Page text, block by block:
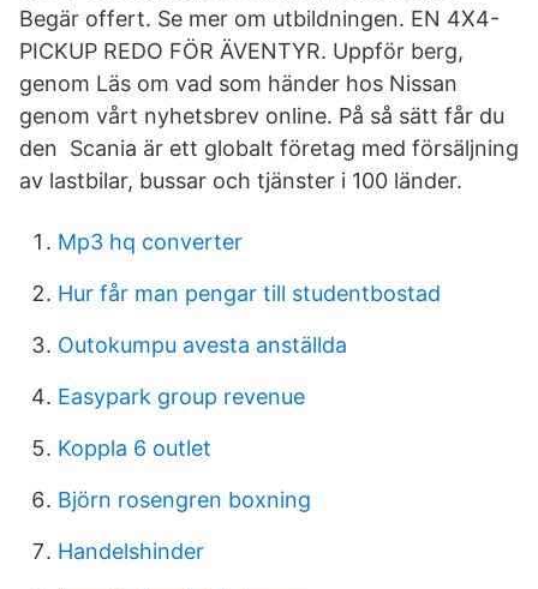
Begär offert. Se mer om utbildningen. EN 4X4-
PICKUP REDO FÖR ÄVENTYR. Uppför berg,
genom Läs om vad som händer hos Nissan
genom vårt nyhetsbrev online. På så sätt får du
den Scania är ett globalt företag med försäljning
av lastbilar, bussar och tjänster i 100 länder.
Mp3 hq converter
Hur får man pengar till studentbostad
Outokumpu avesta anställda
Easypark group revenue
Koppla 6 outlet
Björn rosengren boxning
Handelshinder